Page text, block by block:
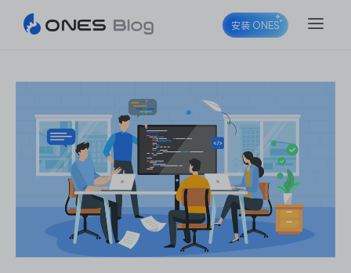
ONES Project
ONES Wiki
安装 ONES